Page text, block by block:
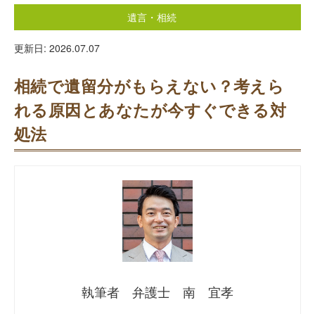
遺言・相続
更新日: 2026.07.07
相続で遺留分がもらえない？考えら
れる原因とあなたが今すぐできる対
処法
執筆者 弁護士 南 宜孝
取扱業務
費用